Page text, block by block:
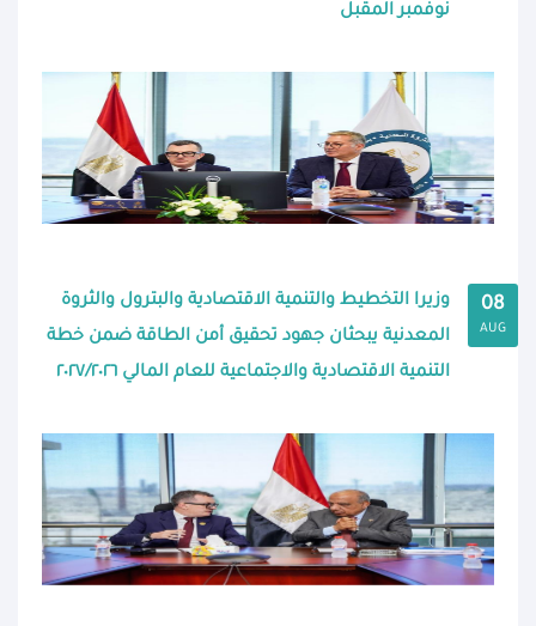
نوفمبر المقبل
08
AUG
وزيرا التخطيط والتنمية الاقتصادية والبترول والثروة
المعدنية يبحثان جهود تحقيق أمن الطاقة ضمن خطة
التنمية الاقتصادية والاجتماعية للعام المالي ٢٠٢٧/٢٠٢٦